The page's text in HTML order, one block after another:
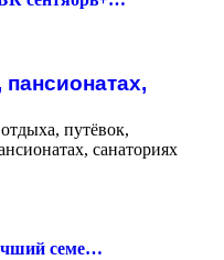
путёвок,
санаториях
семе…